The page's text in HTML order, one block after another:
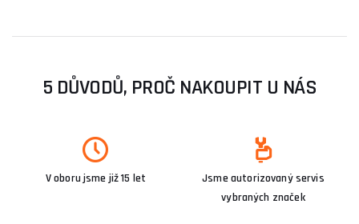
5 DŮVODŮ, PROČ NAKOUPIT U NÁS
V oboru jsme již 15 let
Jsme autorizovaný servis
vybraných značek